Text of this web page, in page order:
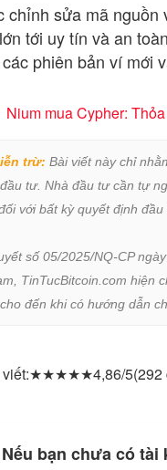
chỉnh sửa mã
tới uy tín và an
phiên bản ví mới
Nium mua Cypher:
trừ: Bài viết này chỉ
tư. Nhà đầu tư cần tự
với bất kỳ quyết định đầu
số 05/2025/NQ-CP
TinTucBitcoin.com hiện
đến khi có hướng dẫn
★★★★★4,86/5(292
Nếu bạn chưa có